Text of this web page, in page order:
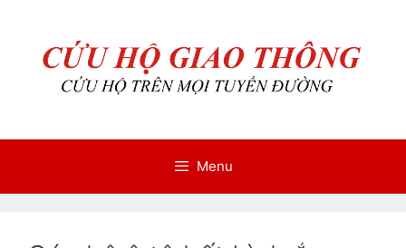
Menu